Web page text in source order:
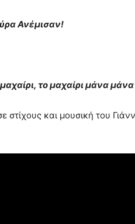
Ανέμισαν!
το μαχαίρι μάνα
στίχους και μουσική του